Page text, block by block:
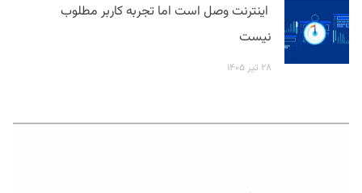
اینترنت وصل است اما تجربه کاربر مطلوب
نیست
۲۸ تیر ۱۴۰۵